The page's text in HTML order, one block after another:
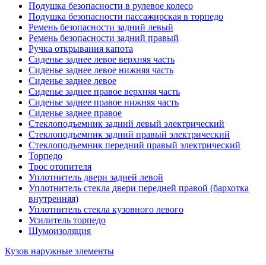
Подушка безопасности в рулевое колесо
Подушка безопасности пассажирская в торпедо
Ремень безопасности задний левый
Ремень безопасности задний правый
Ручка открывания капота
Сиденье заднее левое верхняя часть
Сиденье заднее левое нижняя часть
Сиденье заднее левое
Сиденье заднее правое верхняя часть
Сиденье заднее правое нижняя часть
Сиденье заднее правое
Стеклоподъемник задний левый электрический
Стеклоподъемник задний правый электрический
Стеклоподъемник передний правый электрический
Торпедо
Трос отопителя
Уплотнитель двери задней левой
Уплотнитель стекла двери передней правой (бархотка
внутренняя)
Уплотнитель стекла кузовного левого
Усилитель торпедо
Шумоизоляция
Кузов наружные элементы